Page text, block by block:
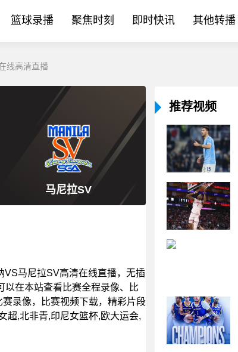
篮球录播 聚焦时刻 即时快讯 其他转播
线高清直播
马尼拉SV
VS马尼拉SV高清在线直播，无插
以在本站查看比赛全程录像、比
录像，比赛视频下载，精彩片段
超,北非青,印尼女篮杯,欧大运会,
推荐视频